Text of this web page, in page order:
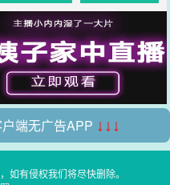
端无广告APP ↓↓↓
如有侵权我们将尽快删除。